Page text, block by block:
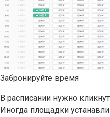
Забронируйте время
В расписании нужно
Иногда площадки